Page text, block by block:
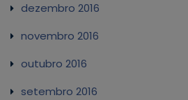
dezembro 2016
novembro 2016
outubro 2016
setembro 2016